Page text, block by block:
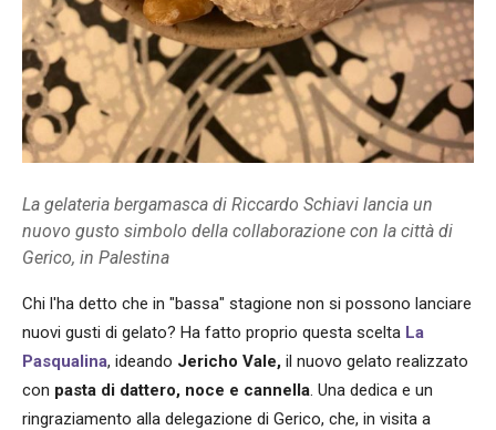
La gelateria bergamasca di Riccardo Schiavi lancia un
nuovo gusto simbolo della collaborazione con la città di
Gerico, in Palestina
Chi l'ha detto che in "bassa" stagione non si possono lanciare
nuovi gusti di gelato? Ha fatto proprio questa scelta La
Pasqualina, ideando Jericho Vale, il nuovo gelato realizzato
con pasta di dattero, noce e cannella. Una dedica e un
ringraziamento alla delegazione di Gerico, che, in visita a